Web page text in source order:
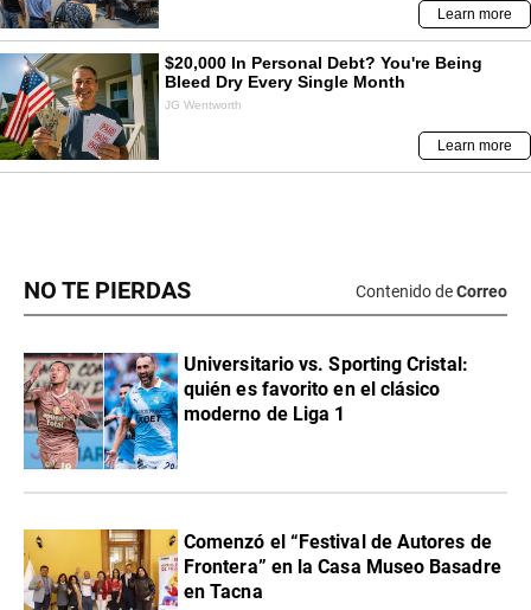
NO TE PIERDAS Contenido deCorreo
Universitario vs. Sporting Cristal:
quién es favorito en el clásico
moderno de Liga 1
Comenzó el “Festival de Autores de
Frontera” en la Casa Museo Basadre
en Tacna